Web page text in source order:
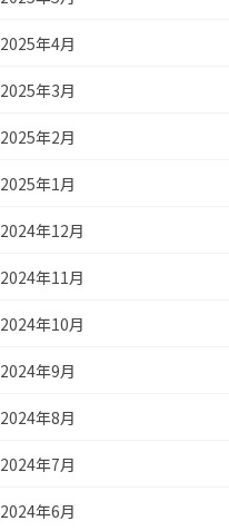
2025年4月
2025年3月
2025年2月
2025年1月
2024年12月
2024年11月
2024年10月
2024年9月
2024年8月
2024年7月
2024年6月